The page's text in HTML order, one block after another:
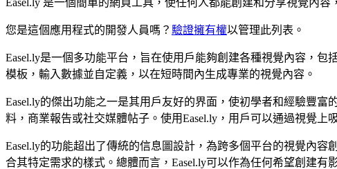
您是這個應用程式的開發人員嗎？ 驗證擁有權以管理此列表。
Easel.ly是一個多功能平台，旨在使用戶能夠創建各種視覺內容，
模板，輸入數據並自定義，以在短時間內生成專業的視覺內容。
Easel.ly的傑出功能之一是其用戶友好的界面，使初學者和經驗豐
料，商業報告或社交媒體帖子。使用Easel.ly，用戶可以通過視覺
Easel.ly的功能超出了傳統的信息圖設計，為跨多個平台的視覺內
合其特定需求的樣式。總體而言，Easel.ly可以作為任何希望創建有